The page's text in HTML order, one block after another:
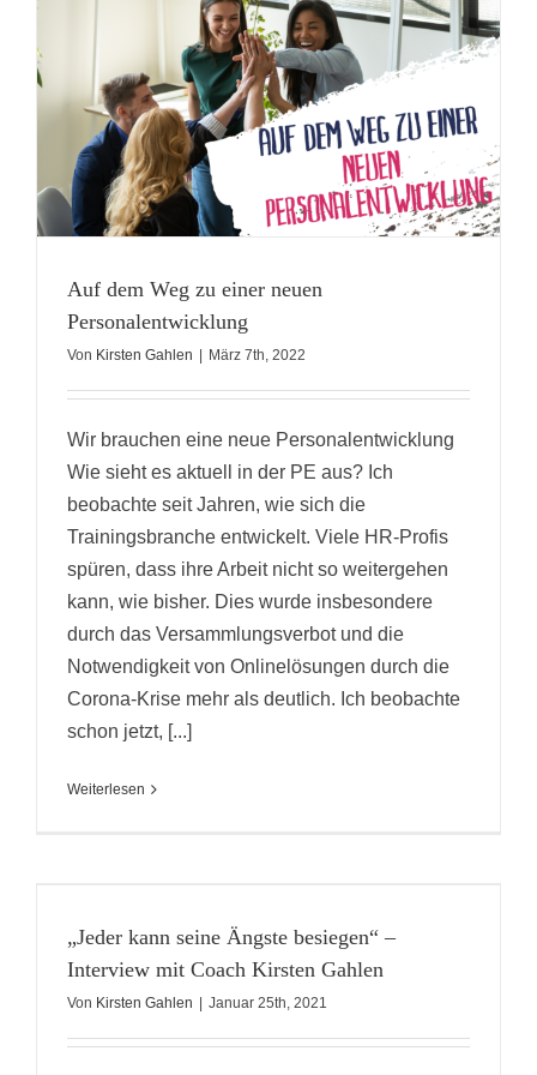
Auf dem Weg zu einer neuen
Personalentwicklung
Von Kirsten Gahlen März 7th, 2022
Wir brauchen eine neue Personalentwicklung
Wie sieht es aktuell in der PE aus? Ich
beobachte seit Jahren, wie sich die
Trainingsbranche entwickelt. Viele HR-Profis
spüren, dass ihre Arbeit nicht so weitergehen
kann, wie bisher. Dies wurde insbesondere
durch das Versammlungsverbot und die
Notwendigkeit von Onlinelösungen durch die
Corona-Krise mehr als deutlich. Ich beobachte
schon jetzt, [...]
Weiterlesen
„Jeder kann seine Ängste besiegen“ –
Interview mit Coach Kirsten Gahlen
Von Kirsten Gahlen Januar 25th, 2021